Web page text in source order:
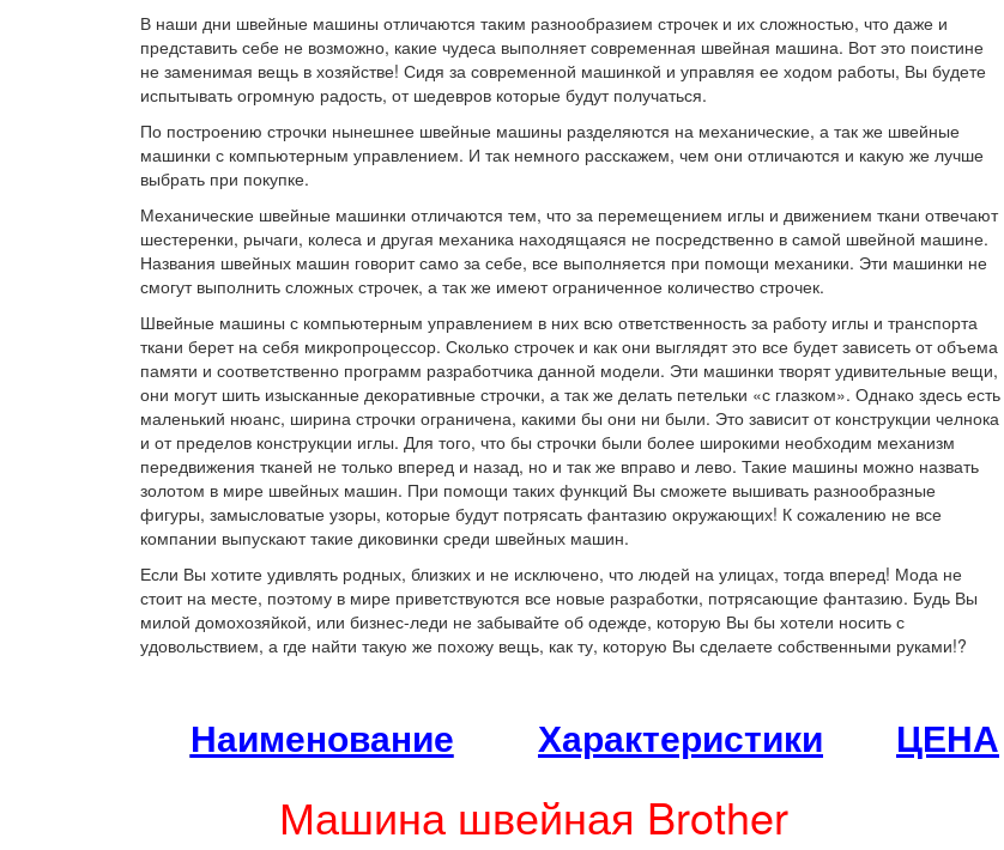
В наши дни швейные машины отличаются таким разнообразием строчек и их сложностью, что даже и
представить себе не возможно, какие чудеса выполняет современная швейная машина. Вот это поистине
не заменимая вещь в хозяйстве! Сидя за современной машинкой и управляя ее ходом работы, Вы будете
испытывать огромную радость, от шедевров которые будут получаться.
По построению строчки нынешнее швейные машины разделяются на механические, а так же швейные
машинки с компьютерным управлением. И так немного расскажем, чем они отличаются и какую же лучше
выбрать при покупке.
Механические швейные машинки отличаются тем, что за перемещением иглы и движением ткани отвечают
шестеренки, рычаги, колеса и другая механика находящаяся не посредственно в самой швейной машине.
Названия швейных машин говорит само за себе, все выполняется при помощи механики. Эти машинки не
смогут выполнить сложных строчек, а так же имеют ограниченное количество строчек.
Швейные машины с компьютерным управлением в них всю ответственность за работу иглы и транспорта
ткани берет на себя микропроцессор. Сколько строчек и как они выглядят это все будет зависеть от объема
памяти и соответственно программ разработчика данной модели. Эти машинки творят удивительные вещи,
они могут шить изысканные декоративные строчки, а так же делать петельки «с глазком». Однако здесь есть
маленький нюанс, ширина строчки ограничена, какими бы они ни были. Это зависит от конструкции челнока
и от пределов конструкции иглы. Для того, что бы строчки были более широкими необходим механизм
передвижения тканей не только вперед и назад, но и так же вправо и лево. Такие машины можно назвать
золотом в мире швейных машин. При помощи таких функций Вы сможете вышивать разнообразные
фигуры, замысловатые узоры, которые будут потрясать фантазию окружающих! К сожалению не все
компании выпускают такие диковинки среди швейных машин.
Если Вы хотите удивлять родных, близких и не исключено, что людей на улицах, тогда вперед! Мода не
стоит на месте, поэтому в мире приветствуются все новые разработки, потрясающие фантазию. Будь Вы
милой домохозяйкой, или бизнес-леди не забывайте об одежде, которую Вы бы хотели носить с
удовольствием, а где найти такую же похожу вещь, как ту, которую Вы сделаете собственными руками!?
Наименование Характеристики ЦЕНА
Машина швейная Brother